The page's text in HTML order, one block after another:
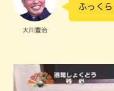
大川豊治
ふっく